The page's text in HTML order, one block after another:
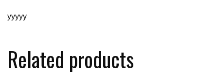
yyyyy
Related products